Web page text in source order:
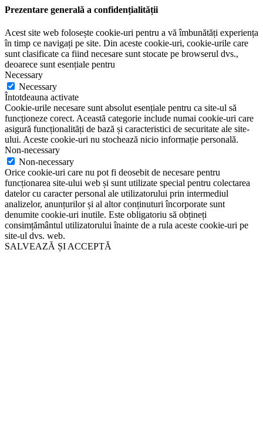
Prezentare generală a confidențialității
Acest site web folosește cookie-uri pentru a vă îmbunătăți experiența
în timp ce navigați pe site. Din aceste cookie-uri, cookie-urile care
sunt clasificate ca fiind necesare sunt stocate pe browserul dvs.,
deoarece sunt esențiale pentru
Necessary
Necessary
Întotdeauna activate
Cookie-urile necesare sunt absolut esențiale pentru ca site-ul să
funcționeze corect. Această categorie include numai cookie-uri care
asigură funcționalități de bază și caracteristici de securitate ale site-
ului. Aceste cookie-uri nu stochează nicio informație personală.
Non-necessary
Non-necessary
Orice cookie-uri care nu pot fi deosebit de necesare pentru
funcționarea site-ului web și sunt utilizate special pentru colectarea
datelor cu caracter personal ale utilizatorului prin intermediul
analizelor, anunțurilor și al altor conținuturi încorporate sunt
denumite cookie-uri inutile. Este obligatoriu să obțineți
consimțământul utilizatorului înainte de a rula aceste cookie-uri pe
site-ul dvs. web.
SALVEAZĂ ȘI ACCEPTĂ